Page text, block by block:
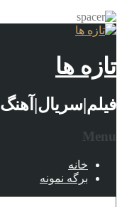
تازه ها
فیلم|سریال|آهنگ
Menu
خانه
برگه نمونه